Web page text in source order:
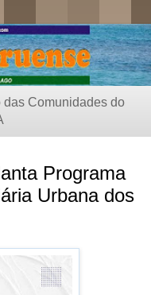
Comunidades do
Programa
Urbana dos